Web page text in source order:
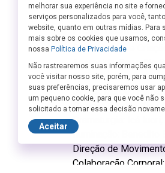
outros mundos.
Ficha Técnica:
Performance e
Aparecida, Benedito
Cristina, Marcela
Jesus, Marcéu
Direção: Martha Kiss
Dramaturgia: Icá
Iluminação: Benedito
Direção de
Colaboração
melhorar sua experiência no site e
serviços personalizados para você,
website, quanto em outras mídias. Para
mais sobre os cookies que usamos,
nossa Política de Privacidade
Não rastrearemos suas informações
você visitar nosso site, porém, para
suas preferências, precisaremos usar
um pequeno cookie, para que você não
solicitado a tomar essa decisão
Aceitar